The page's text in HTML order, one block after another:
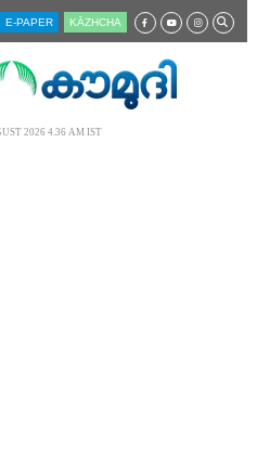
E-PAPER KĀZHCHA
2026 4.36 AM IST